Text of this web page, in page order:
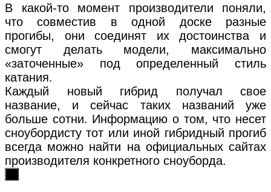
В какой-то момент производители поняли,
что совместив в одной доске разные
прогибы, они соединят их достоинства и
смогут делать модели, максимально
«заточенные» под определенный стиль
катания.
Каждый новый гибрид получал свое
название, и сейчас таких названий уже
больше сотни. Информацию о том, что несет
сноубордисту тот или иной гибридный прогиб
всегда можно найти на официальных сайтах
производителя конкретного сноуборда.